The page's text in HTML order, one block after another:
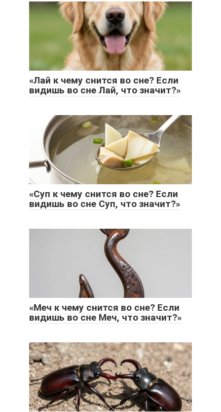
«Лай к чему снится во сне? Если
видишь во сне Лай, что значит?»
«Суп к чему снится во сне? Если
видишь во сне Суп, что значит?»
«Меч к чему снится во сне? Если
видишь во сне Меч, что значит?»